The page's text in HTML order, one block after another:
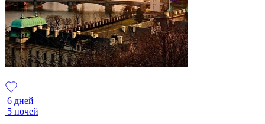
6 дней
5 ночей